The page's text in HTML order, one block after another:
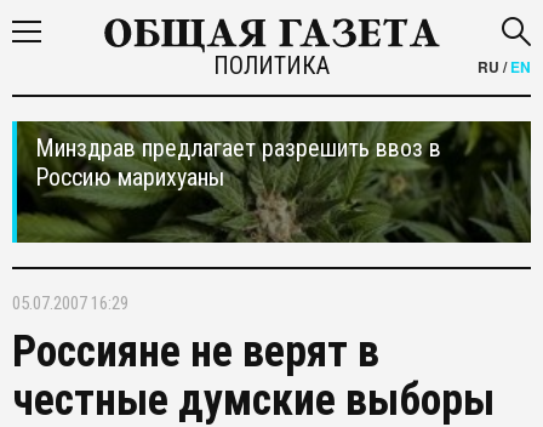
ПОЛИТИКА RU /EN
Минздрав предлагает разрешить ввоз в
Россию марихуаны
05.07.2007 16:29
Россияне не верят в
честные думские выборы